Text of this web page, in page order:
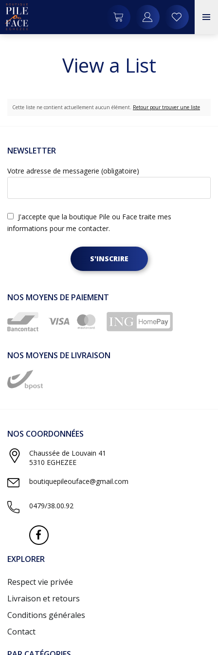
View a List
Cette liste ne contient actuellement aucun élément. Retour pour trouver une liste
NEWSLETTER
Votre adresse de messagerie (obligatoire)
J'accepte que la boutique Pile ou Face traite mes
informations pour me contacter.
S'INSCRIRE
NOS MOYENS DE PAIEMENT
NOS MOYENS DE LIVRAISON
NOS COORDONNÉES
Chaussée de Louvain 41
5310 EGHEZEE
boutiquepileouface@gmail.com
0479/38.00.92
EXPLORER
Respect vie privée
Livraison et retours
Conditions générales
Contact